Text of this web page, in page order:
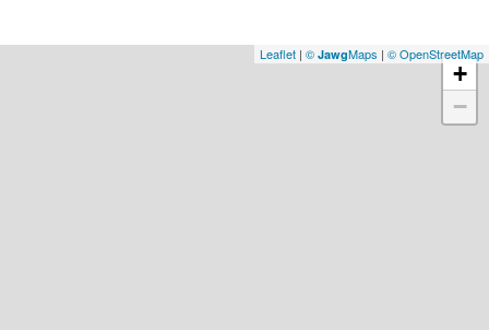
+
−
Leaflet | © JawgMaps | © OpenStreetMap